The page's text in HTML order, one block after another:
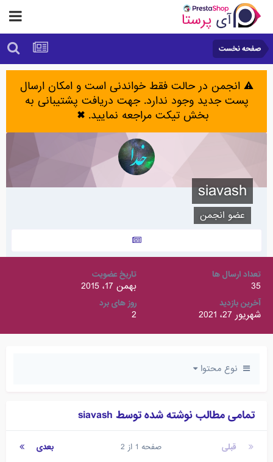
صفحه نخست
⚠️ انجمن در حالت فقط خواندنی است و امکان ارسال
پست جدید وجود ندارد. جهت دریافت پشتیبانی به
بخش تیکت مراجعه نمایید.✖
siavash
عضو انجمن
تعداد ارسال ها
35
تاریخ عضویت
بهمن 17، 2015
آخرین بازدید
شهریور 27، 2021
روز های برد
2
نوع محتوا
تمامی مطالب نوشته شده توسط siavash
قبلی بعدی صفحه 1 از 2